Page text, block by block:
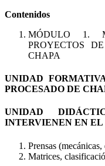
Contenidos
MÓDULO 1.
PROYECTOS
CHAPA
UNIDAD
PROCESADO DE
UNIDAD
INTERVIENEN EN EL
Prensas
Matrices,